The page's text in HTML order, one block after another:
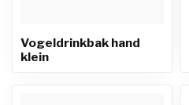
Vogeldrinkbak hand
klein